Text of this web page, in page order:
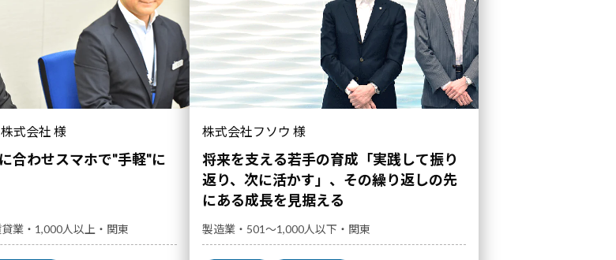
ント キャリアプラン階層別研修 学ぶ風土
クリア
式会社 様
合わせスマホで"手軽"に
業・1,000人以上・関東
株式会社フソウ 様
将来を支える若手の育成「実践して振り
返り、次に活かす」、その繰り返しの先
にある成長を見据える
製造業・501～1,000人以下・関東